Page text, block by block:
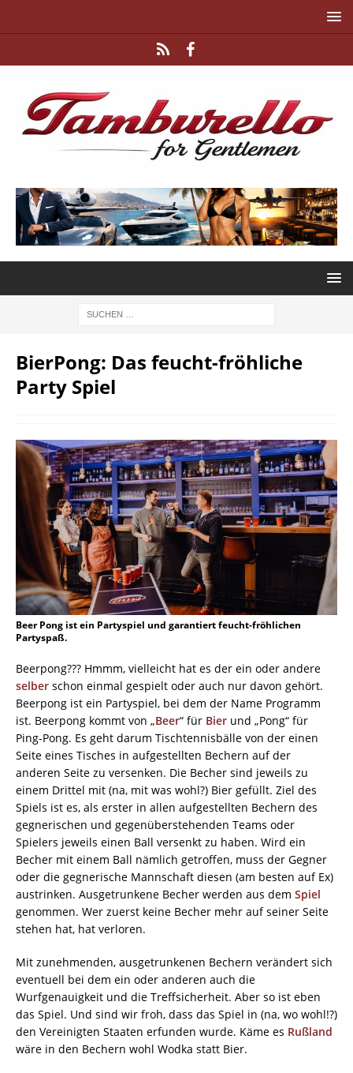
BierPong: Das feucht-fröhliche
Party Spiel
Beer Pong ist ein Partyspiel und garantiert feucht-fröhlichen
Partyspaß.
Beerpong??? Hmmm, vielleicht hat es der ein oder andere
selber schon einmal gespielt oder auch nur davon gehört.
Beerpong ist ein Partyspiel, bei dem der Name Programm
ist. Beerpong kommt von „Beer“ für Bier und „Pong“ für
Ping-Pong. Es geht darum Tischtennisbälle von der einen
Seite eines Tisches in aufgestellten Bechern auf der
anderen Seite zu versenken. Die Becher sind jeweils zu
einem Drittel mit (na, mit was wohl?) Bier gefüllt. Ziel des
Spiels ist es, als erster in allen aufgestellten Bechern des
gegnerischen und gegenüberstehenden Teams oder
Spielers jeweils einen Ball versenkt zu haben. Wird ein
Becher mit einem Ball nämlich getroffen, muss der Gegner
oder die gegnerische Mannschaft diesen (am besten auf Ex)
austrinken. Ausgetrunkene Becher werden aus dem Spiel
genommen. Wer zuerst keine Becher mehr auf seiner Seite
stehen hat, hat verloren.
Mit zunehmenden, ausgetrunkenen Bechern verändert sich
eventuell bei dem ein oder anderen auch die
Wurfgenauigkeit und die Treffsicherheit. Aber so ist eben
das Spiel. Und sind wir froh, dass das Spiel in (na, wo wohl!?)
den Vereinigten Staaten erfunden wurde. Käme es Rußland
wäre in den Bechern wohl Wodka statt Bier.